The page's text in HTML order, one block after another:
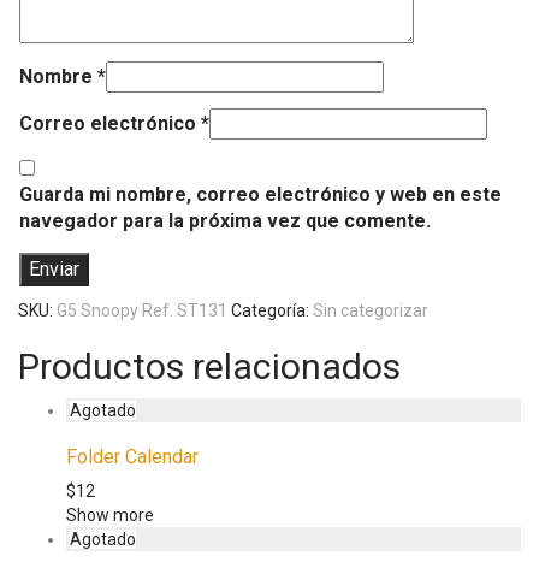
Nombre *
Correo electrónico *
Guarda mi nombre, correo electrónico y web en este
navegador para la próxima vez que comente.
SKU: G5 Snoopy Ref. ST131 Categoría: Sin categorizar
Productos relacionados
Folder Calendar
$12
Show more